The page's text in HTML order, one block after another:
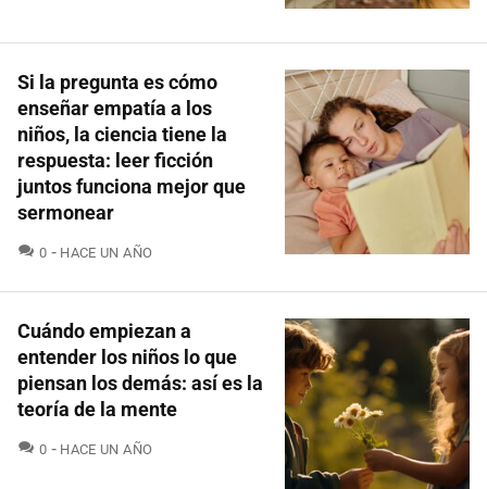
Si la pregunta es cómo
enseñar empatía a los
niños, la ciencia tiene la
respuesta: leer ficción
juntos funciona mejor que
sermonear
0 COMENTARIOS
HACE UN AÑO
Cuándo empiezan a
entender los niños lo que
piensan los demás: así es la
teoría de la mente
0 COMENTARIOS
HACE UN AÑO